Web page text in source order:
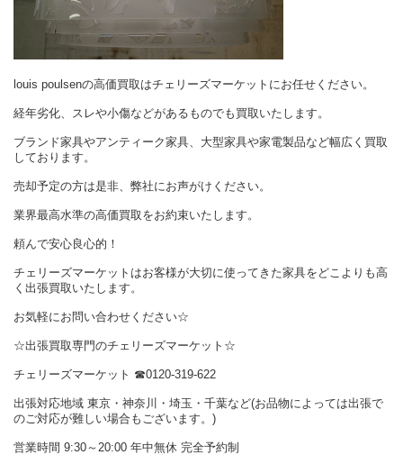
louis poulsenの高価買取はチェリーズマーケットにお任せください。
経年劣化、スレや小傷などがあるものでも買取いたします。
ブランド家具やアンティーク家具、大型家具や家電製品など幅広く買取
しております。
売却予定の方は是非、弊社にお声がけください。
業界最高水準の高価買取をお約束いたします。
頼んで安心良心的！
チェリーズマーケットはお客様が大切に使ってきた家具をどこよりも高
く出張買取いたします。
お気軽にお問い合わせください☆
☆出張買取専門のチェリーズマーケット☆
チェリーズマーケット ☎︎0120-319-622
出張対応地域 東京・神奈川・埼玉・千葉など(お品物によっては出張で
のご対応が難しい場合もございます。)
営業時間 9:30～20:00 年中無休 完全予約制